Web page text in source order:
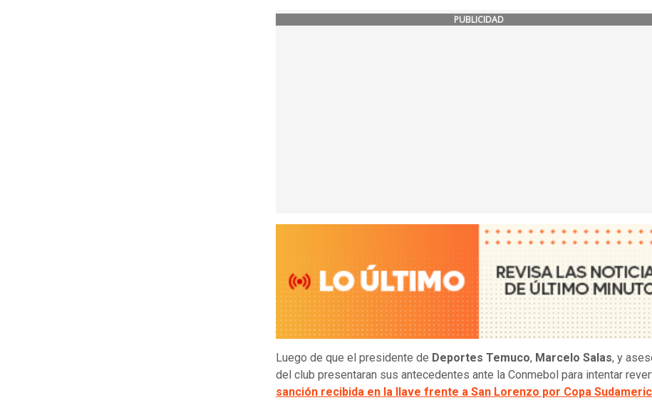
PUBLICIDAD
Luego de que el presidente de Deportes Temuco, Marcelo Salas, y
del club presentaran sus antecedentes ante la Conmebol para intentar
sanción recibida en la llave frente a San Lorenzo por Copa